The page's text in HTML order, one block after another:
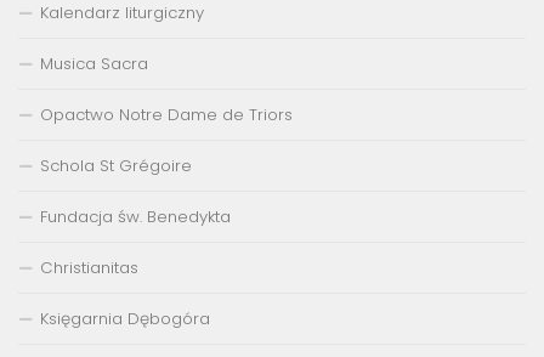
Kalendarz liturgiczny
Musica Sacra
Opactwo Notre Dame de Triors
Schola St Grégoire
Fundacja św. Benedykta
Christianitas
Księgarnia Dębogóra